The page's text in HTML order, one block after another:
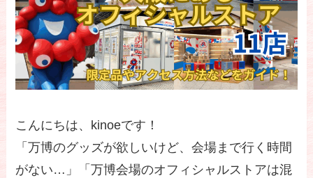
こんにちは、kinoeです！
「万博のグッズが欲しいけど、会場まで行く時間
がない…」「万博会場のオフィシャルストアは混